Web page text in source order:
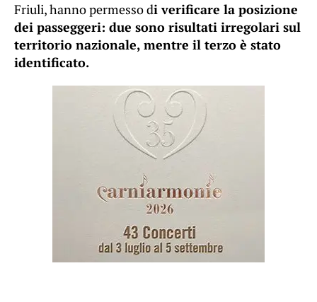
Friuli, hanno permesso di verificare la posizione
dei passeggeri: due sono risultati irregolari sul
territorio nazionale, mentre il terzo è stato
identificato.